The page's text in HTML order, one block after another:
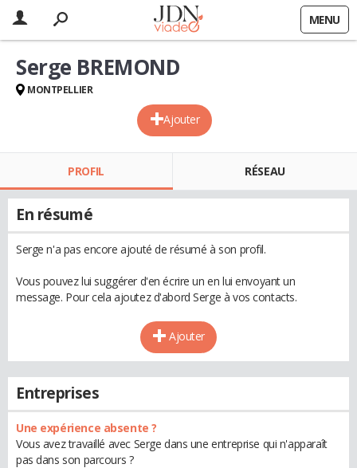
MENU
Ajouter
Serge BREMOND
MONTPELLIER
PROFIL RÉSEAU
En résumé
Serge n'a pas encore ajouté de résumé à son profil.
Vous pouvez lui suggérer d'en écrire un en lui envoyant un
message. Pour cela ajoutez d'abord Serge à vos contacts.
Ajouter
Entreprises
Une expérience absente ?
Vous avez travaillé avec Serge dans une entreprise qui n'apparaît
pas dans son parcours ?